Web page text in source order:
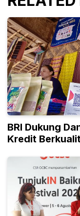
BRI Dukung
Kredit